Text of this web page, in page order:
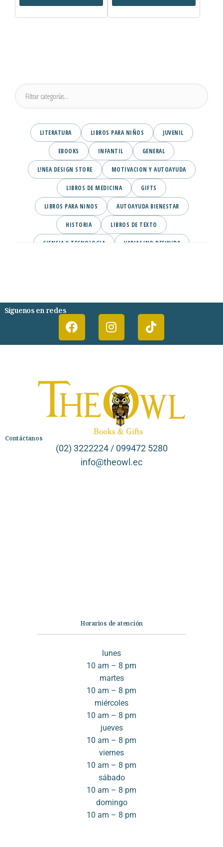
LITERATURA LIBROS PARA NIÑOS JUVENIL
EBOOKS INFANTIL GENERAL
L!NEA DESIGN STORE MOTIVACION Y AUTOAYUDA
LIBROS DE MEDICINA GIFTS
LIBROS PARA NINOS AUTOAYUDA BIENESTAR
HISTORIA LIBROS DE TEXTO
CIENCIA Y TECNOLOGIA VARIAS/NO DEFINIDA
Síguenos en redes
Contáctanos
(02) 3222224 / 099472 5280
info@theowl.ec
Horarios de atención
lunes
10 am – 8 pm
martes
10 am – 8 pm
miércoles
10 am – 8 pm
jueves
10 am – 8 pm
viernes
10 am – 8 pm
sábado
10 am – 8 pm
domingo
10 am – 8 pm